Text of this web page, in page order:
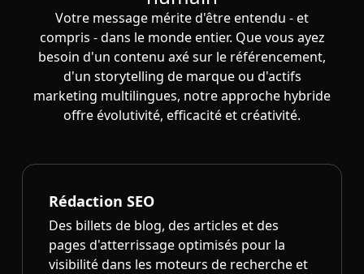
Votre message mérite d'être entendu - et
compris - dans le monde entier. Que vous ayez
besoin d'un contenu axé sur le référencement,
d'un storytelling de marque ou d'actifs
marketing multilingues, notre approche hybride
offre évolutivité, efficacité et créativité.
Rédaction SEO
Des billets de blog, des articles et des
pages d'atterrissage optimisés pour la
visibilité dans les moteurs de recherche et